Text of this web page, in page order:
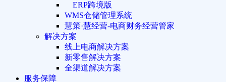
ERP跨境版
WMS仓储管理系统
慧策·慧经营-电商财务经营管家
解决方案
线上电商解决方案
新零售解决方案
全渠道解决方案
服务保障